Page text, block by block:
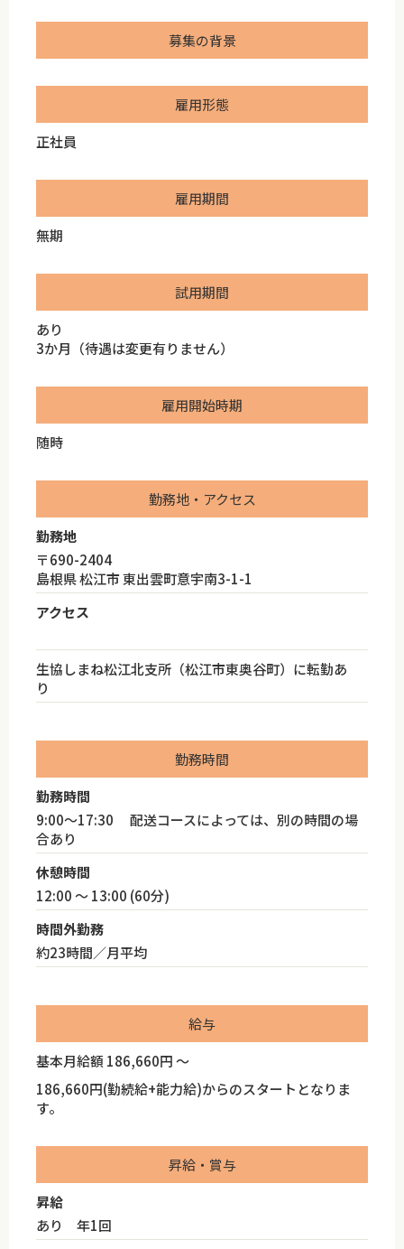
募集の背景
雇用形態
正社員
雇用期間
無期
試用期間
あり
3か月（待遇は変更有りません）
雇用開始時期
随時
勤務地・アクセス
勤務地
〒690-2404
島根県 松江市 東出雲町意宇南3-1-1
アクセス
生協しまね松江北支所（松江市東奥谷町）に転勤あ
り
勤務時間
勤務時間
9:00～17:30 配送コースによっては、別の時間の場
合あり
休憩時間
12:00 ～ 13:00 (60分)
時間外勤務
約23時間／月平均
給与
基本月給額 186,660円 ～
186,660円(勤続給+能力給)からのスタートとなりま
す。
昇給・賞与
昇給
あり 年1回